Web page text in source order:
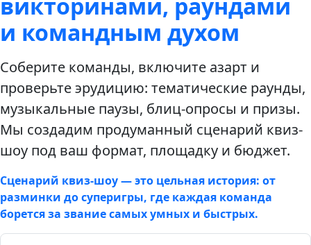
викторинами, раундами
и командным духом
Соберите команды, включите азарт и
проверьте эрудицию: тематические раунды,
музыкальные паузы, блиц-опросы и призы.
Мы создадим продуманный сценарий квиз-
шоу под ваш формат, площадку и бюджет.
Сценарий квиз-шоу — это цельная история: от
разминки до суперигры, где каждая команда
борется за звание самых умных и быстрых.